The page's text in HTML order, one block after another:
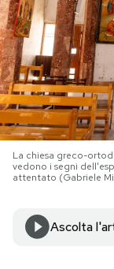
I MIEI
SHOP
CALENDARIO
La chiesa greco-
vedono i segni
attentato (Gabriele
Ascolta